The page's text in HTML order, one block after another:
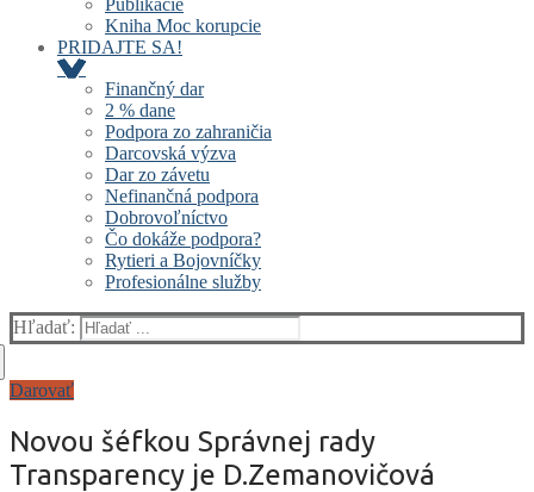
Publikácie
Kniha Moc korupcie
PRIDAJTE SA!
Finančný dar
2 % dane
Podpora zo zahraničia
Darcovská výzva
Dar zo závetu
Nefinančná podpora
Dobrovoľníctvo
Čo dokáže podpora?
Rytieri a Bojovníčky
Profesionálne služby
Hľadať:
Darovať
Novou šéfkou Správnej rady
Transparency je D.Zemanovičová